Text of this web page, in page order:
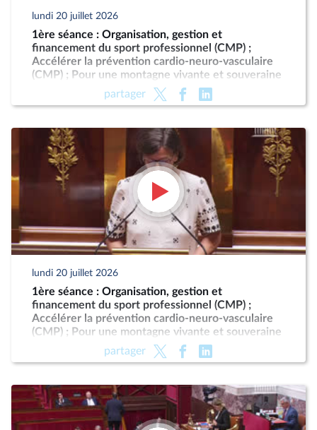
lundi 20 juillet 2026
1ère séance : Organisation, gestion et
financement du sport professionnel (CMP) ;
Accélérer la prévention cardio-neuro-vasculaire
(CMP) ; Pour une montagne vivante et souveraine
partager
lundi 20 juillet 2026
1ère séance : Organisation, gestion et
financement du sport professionnel (CMP) ;
Accélérer la prévention cardio-neuro-vasculaire
(CMP) ; Pour une montagne vivante et souveraine
partager